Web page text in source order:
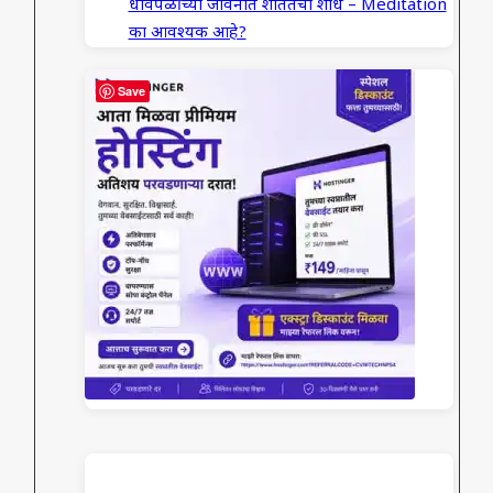
धावपळीच्या जीवनात शांततेचा शोध – Meditation
का आवश्यक आहे?
Save